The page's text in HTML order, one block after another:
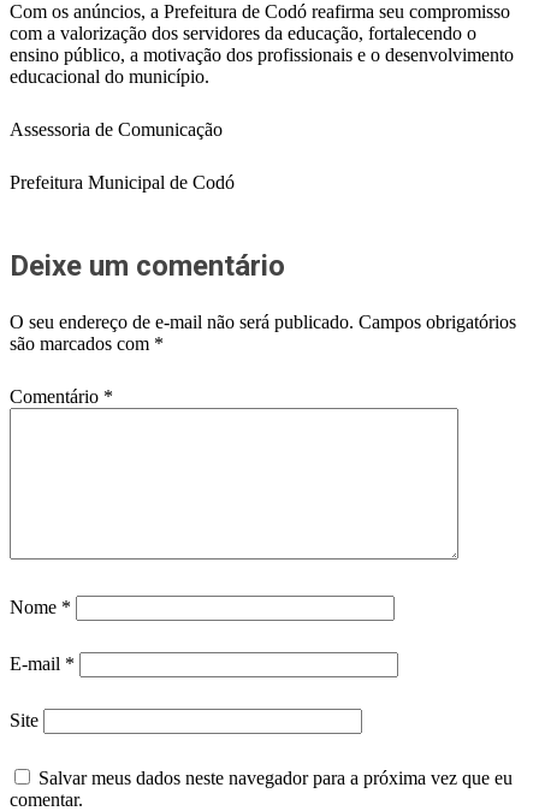
Com os anúncios, a Prefeitura de Codó reafirma seu compromisso
com a valorização dos servidores da educação, fortalecendo o
ensino público, a motivação dos profissionais e o desenvolvimento
educacional do município.
Assessoria de Comunicação
Prefeitura Municipal de Codó
Deixe um comentário
O seu endereço de e-mail não será publicado. Campos obrigatórios
são marcados com *
Comentário *
Nome *
E-mail *
Site
Salvar meus dados neste navegador para a próxima vez que eu
comentar.